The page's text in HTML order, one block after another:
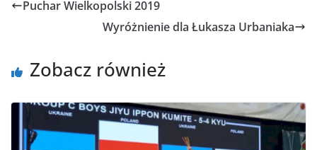
Puchar Wielkopolski 2019
Wyróżnienie dla Łukasza Urbaniaka
Zobacz również